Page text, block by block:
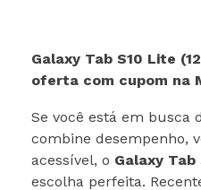
Galaxy Tab S10 Lite
oferta com cupom na
Se você está em busca
combine desempenho,
acessível, o Galaxy Tab
escolha perfeita.